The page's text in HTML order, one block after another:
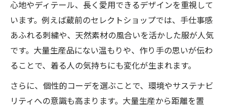
心地やディテール、長く愛用できるデザインを重視して
います。例えば蔵前のセレクトショップでは、手仕事感
あふれる刺繍や、天然素材の風合いを活かした服が人気
です。大量生産品にない温もりや、作り手の思いが伝わ
ることで、着る人の気持ちにも変化が生まれます。
さらに、個性的コーデを選ぶことで、環境やサステナビ
リティへの意識も高まります。大量生産から距離を置